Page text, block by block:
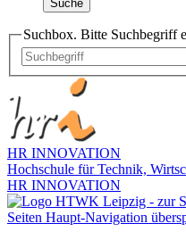
Suche
Suchbox. Bitte Suchbegriff
HR INNOVATION
Hochschule für Technik,
HR INNOVATION
Seiten Haupt-Navigation